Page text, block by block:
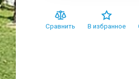
Сравнить В избранное